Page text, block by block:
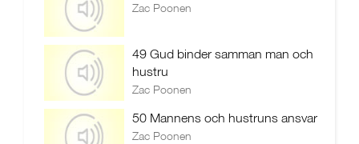
Zac Poonen
49 Gud binder samman man och
hustru
Zac Poonen
50 Mannens och hustruns ansvar
Zac Poonen